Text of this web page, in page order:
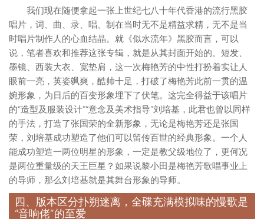
我们现在随便拿起一张上世纪七八十年代香港的流行黑胶
唱片，词、曲、录、唱、制在当时无不是精益求精，无不是当
时唱片制作人的心血结晶。就《似水流年》黑胶而言，可以
说，笔者喜欢和推荐这张专辑，就是从其封面开始的。短发、
墨镜、西装大衣、宽垫肩，这一次梅艳芳的中性打扮着实让人
眼前一亮，英姿飒爽，酷帅十足，打破了梅艳芳此前一贯的温
婉形象，为日后的百变形象埋下了伏笔。这完全得益于该唱片
的“造型及服装设计”“意念及美术指导”刘培基，此君也曾以同样
的手法，打造了张国荣的全新形象，无论是梅艳芳还是张国
荣，刘培基成功塑造了他们可以留传百世的经典形象。一个人
能成功塑造一两位明星的形象，一定是教父级地位了，更何况
是两位重量级的天王巨星？如果说黎小田是梅艳芳歌唱事业上
的导师，那么刘培基就是其舞台形象的导师。
四、版本区分扑朔迷离，全碟充满模拟味的慢歌是
“音响佬”的至爱